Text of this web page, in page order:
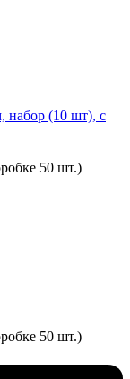
набор (10 шт), с
50 шт.)
50 шт.)